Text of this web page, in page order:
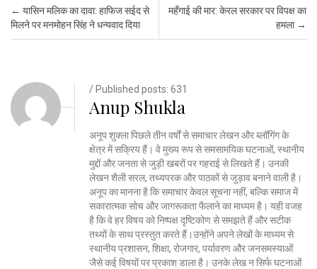
Post navigation
← यासिन मलिक का दावा: हाफिज सईद से
मिलने पर मनमोहन सिंह ने धन्यवाद दिया
महँगाई की मार: केरल सरकार पर विपक्ष का
हमला →
/ Published posts: 631
Anup Shukla
अनूप शुक्ला पिछले तीन वर्षों से समाचार लेखन और ब्लॉगिंग के
क्षेत्र में सक्रिय हैं। वे मुख्य रूप से समसामयिक घटनाओं, स्थानीय
मुद्दों और जनता से जुड़ी खबरों पर गहराई से लिखते हैं। उनकी
लेखन शैली सरल, तथ्यपरक और पाठकों से जुड़ाव बनाने वाली है।
अनूप का मानना है कि समाचार केवल सूचना नहीं, बल्कि समाज में
सकारात्मक सोच और जागरूकता फैलाने का माध्यम है। यही वजह
है कि वे हर विषय को निष्पक्ष दृष्टिकोण से समझते हैं और सटीक
तथ्यों के साथ प्रस्तुत करते हैं।उन्होंने अपने लेखों के माध्यम से
स्थानीय प्रशासन, शिक्षा, रोजगार, पर्यावरण और जनसमस्याओं
जैसे कई विषयों पर प्रकाश डाला है। उनके लेख न सिर्फ घटनाओं